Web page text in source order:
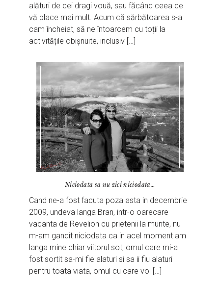
alături de cei dragi vouă, sau făcând ceea ce
vă place mai mult. Acum că sărbătoarea s-a
cam încheiat, să ne întoarcem cu toții la
activitățile obișnuite, inclusiv […]
Niciodata sa nu zici niciodata…
Cand ne-a fost facuta poza asta in decembrie
2009, undeva langa Bran, intr-o oarecare
vacanta de Revelion cu prietenii la munte, nu
m-am gandit niciodata ca in acel moment am
langa mine chiar viitorul sot, omul care mi-a
fost sortit sa-mi fie alaturi si sa ii fiu alaturi
pentru toata viata, omul cu care voi […]